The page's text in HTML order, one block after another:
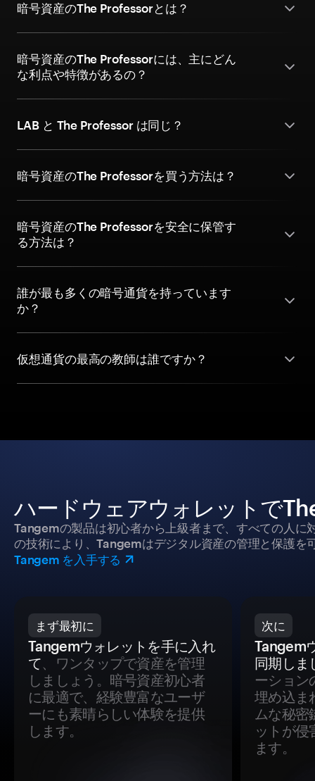
暗号資産のThe Professorとは？
暗号資産のThe Professorには、主にどん
な利点や特徴があるの？
LAB と The Professor は同じ？
暗号資産のThe Professorを買う方法は？
暗号資産のThe Professorを安全に保管す
る方法は？
誰が最も多くの暗号通貨を持っています
か？
仮想通貨の最高の教師は誰ですか？
ハードウェアウォレットで
Tangemの製品は初心者から上級者まで、すべての人に
の技術により、Tangemはデジタル資産の管理と保護を
Tangem を入手する
まず最初に
Tangemウォレットを手に入れ
て、ワンタップで資産を管理
しましょう。暗号資産初心者
に最適で、経験豊富なユーザ
ーにも素晴らしい体験を提供
します。
次に
Tangem
同期しま
ーション
埋め込ま
ムな秘密
ットが侵
ます。